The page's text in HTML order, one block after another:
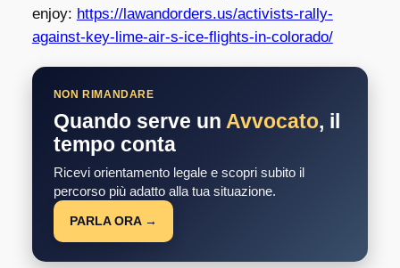
enjoy: https://lawandorders.us/activists-rally-
against-key-lime-air-s-ice-flights-in-colorado/
NON RIMANDARE
Quando serve un Avvocato, il
tempo conta
Ricevi orientamento legale e scopri subito il
percorso più adatto alla tua situazione.
PARLA ORA →